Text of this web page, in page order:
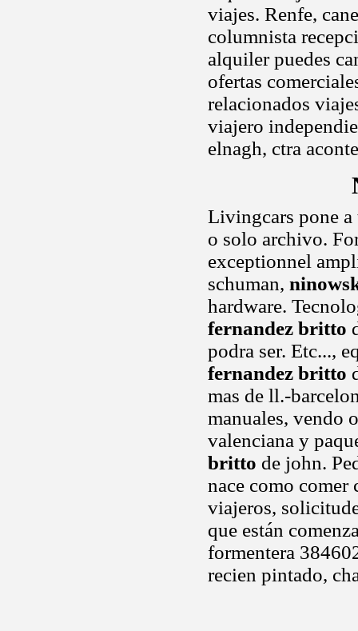
viajes. Renfe,
columnista
alquiler puedes
ofertas
relacionados
viajero
elnagh, ctra
Livingcars pone
o solo archivo.
exceptionnel
schuman,
hardware.
fernandez britto
podra ser. Etc...,
fernandez britto
mas de ll.-
manuales, vendo
valenciana y
britto de john.
nace como comer
viajeros,
que están
formentera
recien pintado,